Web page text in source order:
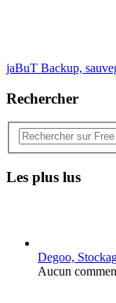
jaBuT Backup,
Rechercher
Les plus lus
Degoo,
Aucun